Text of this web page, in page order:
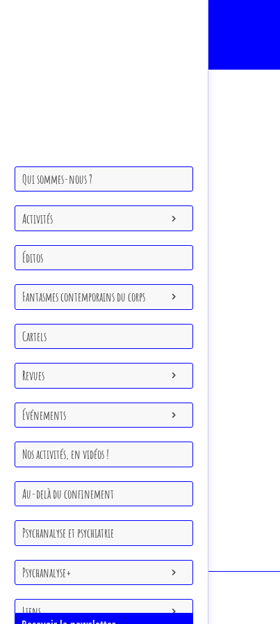
Qui sommes-nous ?
Activités
Éditos
Fantasmes contemporains du corps
Cartels
Revues
Événements
Nos activités, en vidéos !
Au-delà du confinement
Psychanalyse et psychiatrie
Psychanalyse+
Liens